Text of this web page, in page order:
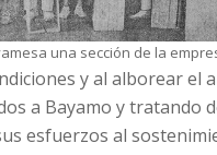
una sección de la
y al alborear el
a Bayamo y tratando
esfuerzos al